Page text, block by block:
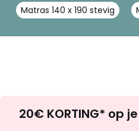
Matras 140 x 190 stevig
20€ KORTING* op